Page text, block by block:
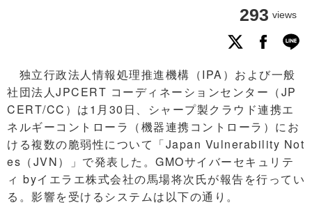
293 views
独立行政法人情報処理推進機構（IPA）および一般
社団法人JPCERT コーディネーションセンター（JP
CERT/CC）は1月30日、シャープ製クラウド連携エ
ネルギーコントローラ（機器連携コントローラ）にお
ける複数の脆弱性について「Japan Vulnerability Not
es（JVN）」で発表した。GMOサイバーセキュリテ
ィ byイエラエ株式会社の馬場将次氏が報告を行ってい
る。影響を受けるシステムは以下の通り。